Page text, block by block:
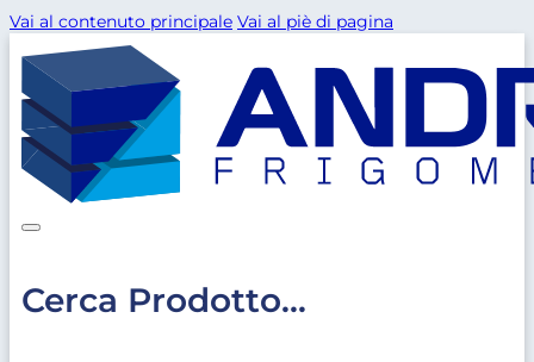
Vai al contenuto principale Vai al piè di pagina
Cerca Prodotto...